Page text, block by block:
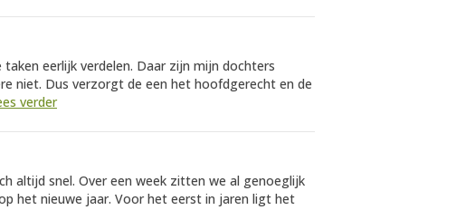
eerlijk verdelen. Daar zijn mijn dochters
niet. Dus verzorgt de een het hoofdgerecht en de
verder
altijd snel. Over een week zitten we al genoeglijk
het nieuwe jaar. Voor het eerst in jaren ligt het